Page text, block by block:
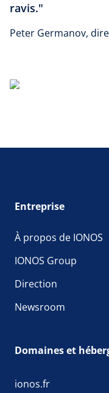
ravis."
Peter Germanov,
Entreprise
À propos de IONOS
IONOS Group
Direction
Newsroom
Domaines et
ionos.fr